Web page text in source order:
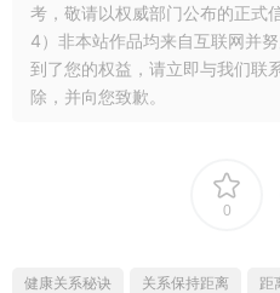
考，敬请以权威部门公布的正式
4）非本站作品均来自互联网并
到了您的权益，请立即与我们联
除，并向您致歉。
0
健康关系秘诀 关系保持距离 距